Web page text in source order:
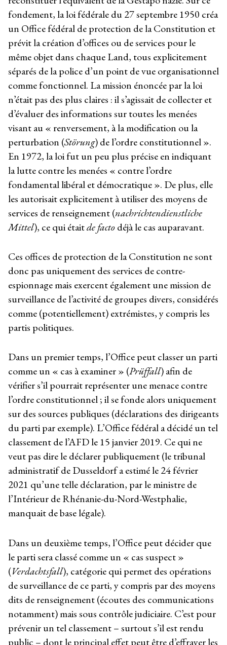
fondement, la loi fédérale du 27 septembre 1950 créa
un Office fédéral de protection de la Constitution et
prévit la création d’offices ou de services pour le
même objet dans chaque Land, tous explicitement
séparés de la police d’un point de vue organisationnel
comme fonctionnel. La mission énoncée par la loi
n’était pas des plus claires : il s’agissait de collecter et
d’évaluer des informations sur toutes les menées
visant au « renversement, à la modification ou la
perturbation (Störung) de l’ordre constitutionnel ».
En 1972, la loi fut un peu plus précise en indiquant
la lutte contre les menées « contre l’ordre
fondamental libéral et démocratique ». De plus, elle
les autorisait explicitement à utiliser des moyens de
services de renseignement (nachrichtendienstliche
Mittel), ce qui étaitde factodéjà le cas auparavant.
Ces offices de protection de la Constitution ne sont
donc pas uniquement des services de contre-
espionnage mais exercent également une mission de
surveillance de l’activité de groupes divers, considérés
comme (potentiellement) extrémistes, y compris les
partis politiques.
Dans un premier temps, l’Office peut classer un parti
comme un « cas à examiner » (Prüffall) afin de
vérifier s’il pourrait représenter une menace contre
l’ordre constitutionnel ; il se fonde alors uniquement
sur des sources publiques (déclarations des dirigeants
du parti par exemple). L’Office fédéral a décidé un tel
classement de l’AFD le 15 janvier 2019. Ce qui ne
veut pas dire le déclarer publiquement (le tribunal
administratif de Dusseldorf a estimé le 24 février
2021 qu’une telle déclaration, par le ministre de
l’Intérieur de Rhénanie-du-Nord-Westphalie,
manquait de base légale).
Dans un deuxième temps, l’Office peut décider que
le parti sera classé comme un « cas suspect »
(Verdachtsfall), catégorie qui permet des opérations
de surveillance de ce parti, y compris par des moyens
dits de renseignement (écoutes des communications
notamment) mais sous contrôle judiciaire. C’est pour
prévenir un tel classement – surtout s’il est rendu
public – dont le principal effet peut être d’effrayer les